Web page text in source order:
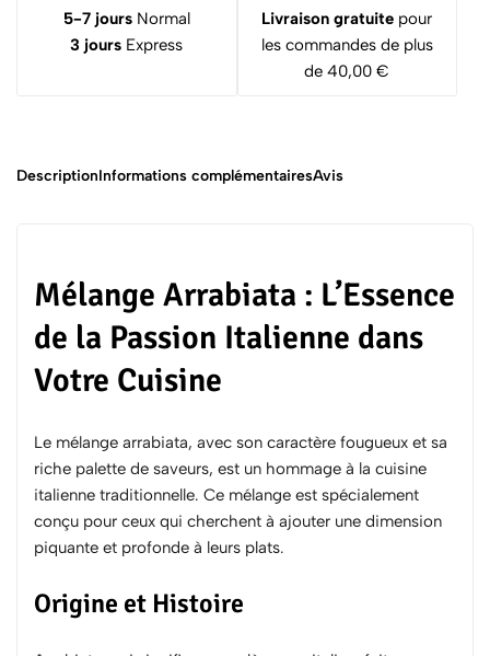
5-7 joursNormal
3 jours Express
Livraison gratuite pour
les commandes de plus
de 40,00 €
DescriptionInformations complémentairesAvis
Mélange Arrabiata : L’Essence
de la Passion Italienne dans
Votre Cuisine
Le mélange arrabiata, avec son caractère fougueux et sa
riche palette de saveurs, est un hommage à la cuisine
italienne traditionnelle. Ce mélange est spécialement
conçu pour ceux qui cherchent à ajouter une dimension
piquante et profonde à leurs plats.
Origine et Histoire